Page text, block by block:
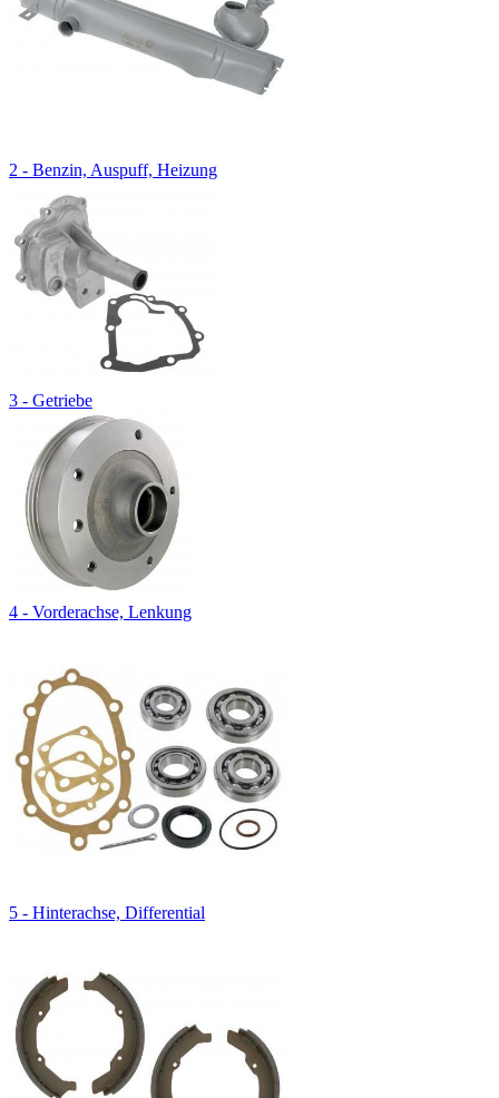
2 - Benzin, Auspuff, Heizung
3 - Getriebe
4 - Vorderachse, Lenkung
5 - Hinterachse, Differential